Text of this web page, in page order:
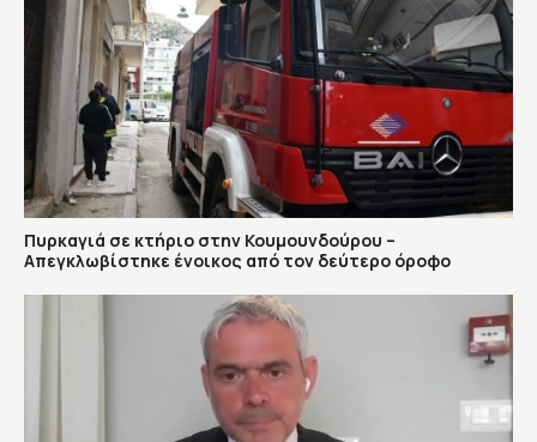
Πυρκαγιά σε κτήριο στην Κουμουνδούρου –
Απεγκλωβίστηκε ένοικος από τον δεύτερο όροφο